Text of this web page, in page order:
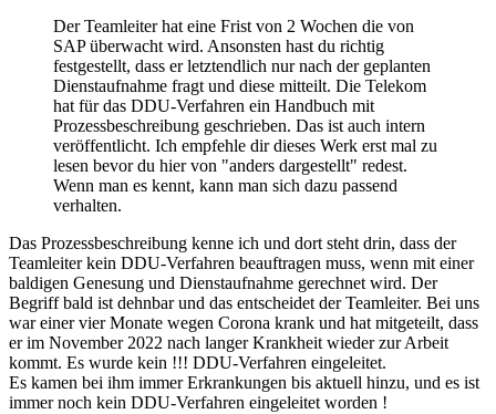
Der Teamleiter hat eine Frist von 2 Wochen die von
SAP überwacht wird. Ansonsten hast du richtig
festgestellt, dass er letztendlich nur nach der geplanten
Dienstaufnahme fragt und diese mitteilt. Die Telekom
hat für das DDU-Verfahren ein Handbuch mit
Prozessbeschreibung geschrieben. Das ist auch intern
veröffentlicht. Ich empfehle dir dieses Werk erst mal zu
lesen bevor du hier von "anders dargestellt" redest.
Wenn man es kennt, kann man sich dazu passend
verhalten.
Das Prozessbeschreibung kenne ich und dort steht drin, dass der
Teamleiter kein DDU-Verfahren beauftragen muss, wenn mit einer
baldigen Genesung und Dienstaufnahme gerechnet wird. Der
Begriff bald ist dehnbar und das entscheidet der Teamleiter. Bei uns
war einer vier Monate wegen Corona krank und hat mitgeteilt, dass
er im November 2022 nach langer Krankheit wieder zur Arbeit
kommt. Es wurde kein !!! DDU-Verfahren eingeleitet.
Es kamen bei ihm immer Erkrankungen bis aktuell hinzu, und es ist
immer noch kein DDU-Verfahren eingeleitet worden !